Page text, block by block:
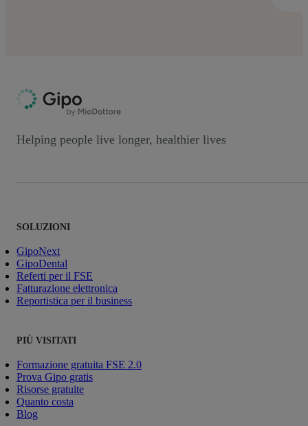
Helping people live longer, healthier lives
SOLUZIONI
GipoNext
GipoDental
Referti per il FSE
Fatturazione elettronica
Reportistica per il business
PIÙ VISITATI
Formazione gratuita FSE 2.0
Prova Gipo gratis
Risorse gratuite
Quanto costa
Blog